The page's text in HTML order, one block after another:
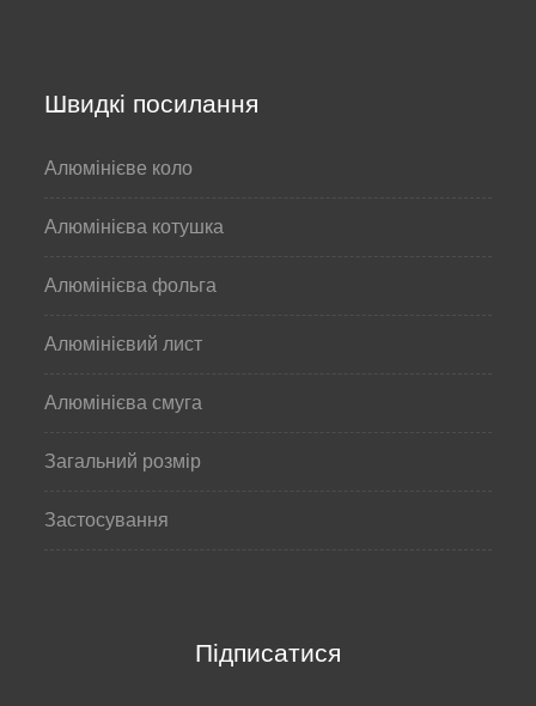
Швидкі посилання
Алюмінієве коло
Алюмінієва котушка
Алюмінієва фольга
Алюмінієвий лист
Алюмінієва смуга
Загальний розмір
Застосування
Підписатися